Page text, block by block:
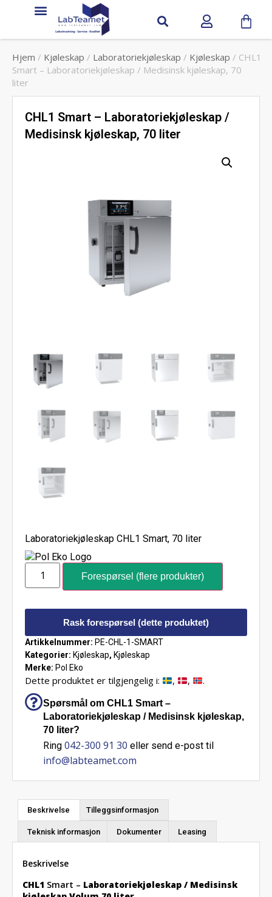
Hjem / Kjøleskap / Laboratoriekjøleskap / Kjøleskap / CHL1
Smart – Laboratoriekjøleskap / Medisinsk kjøleskap, 70
liter
CHL1 Smart – Laboratoriekjøleskap /
Medisinsk kjøleskap, 70 liter
Laboratoriekjøleskap CHL1 Smart, 70 liter
Forespørsel (flere produkter)
Rask forespørsel (dette produktet)
Artikkelnummer: PE-CHL-1-SMART
Kategorier: Kjøleskap, Kjøleskap
Merke: Pol Eko
Dette produktet er tilgjengelig i: , , .
Spørsmål om CHL1 Smart –
Laboratoriekjøleskap / Medisinsk kjøleskap,
70 liter?
Ring 042-300 91 30 eller send e-post til
info@labteamet.com
Beskrivelse Tilleggsinformasjon
Teknisk informasjon Dokumenter Leasing
Beskrivelse
CHL1 Smart – Laboratoriekjøleskap / Medisinsk